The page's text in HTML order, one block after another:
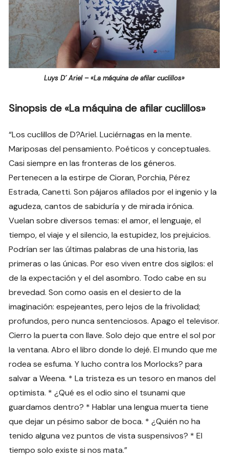
Luys D´ Ariel – «La máquina de afilar cuclillos»
Sinopsis de «La máquina de afilar cuclillos»
“Los cuclillos de D?Ariel. Luciérnagas en la mente.
Mariposas del pensamiento. Poéticos y conceptuales.
Casi siempre en las fronteras de los géneros.
Pertenecen a la estirpe de Cioran, Porchia, Pérez
Estrada, Canetti. Son pájaros afilados por el ingenio y la
agudeza, cantos de sabiduría y de mirada irónica.
Vuelan sobre diversos temas: el amor, el lenguaje, el
tiempo, el viaje y el silencio, la estupidez, los prejuicios.
Podrían ser las últimas palabras de una historia, las
primeras o las únicas. Por eso viven entre dos sigilos: el
de la expectación y el del asombro. Todo cabe en su
brevedad. Son como oasis en el desierto de la
imaginación: espejeantes, pero lejos de la frivolidad;
profundos, pero nunca sentenciosos. Apago el televisor.
Cierro la puerta con llave. Solo dejo que entre el sol por
la ventana. Abro el libro donde lo dejé. El mundo que me
rodea se esfuma. Y lucho contra los Morlocks? para
salvar a Weena. * La tristeza es un tesoro en manos del
optimista. * ¿Qué es el odio sino el tsunami que
guardamos dentro? * Hablar una lengua muerta tiene
que dejar un pésimo sabor de boca. * ¿Quién no ha
tenido alguna vez puntos de vista suspensivos? * El
tiempo solo existe si nos mata.”